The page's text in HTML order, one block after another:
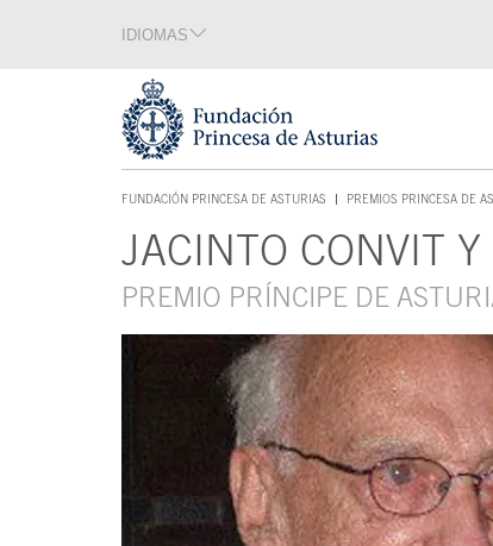
Tecla de acceso 1
IDIOMAS
FUNDACIÓN PRINCESA DE ASTURIAS
TECLA DE ACCESO 1
PREMIOS PRINCESA DE
Contenido principalJACINTO CONVIT
PREMIO PRÍNCIPE DE